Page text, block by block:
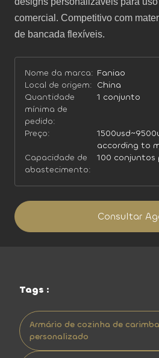
comercial. Competitivo com
de bancada flexíveis.
Nome da marca: Faniao
Local de origem: China
Quantidade
mínima de
pedido:
1 conjunto
Preço:
according to
Capacidade de
abastecimento:
100 conjuntos
Consultar
Tags :
Armário de cozinha de
personalizado